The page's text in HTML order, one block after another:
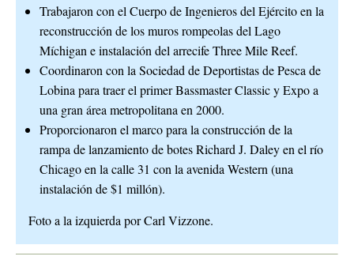
Trabajaron con el Cuerpo de Ingenieros del Ejército en la
reconstrucción de los muros rompeolas del Lago
Míchigan e instalación del arrecife Three Mile Reef.
Coordinaron con la Sociedad de Deportistas de Pesca de
Lobina para traer el primer Bassmaster Classic y Expo a
una gran área metropolitana en 2000.
Proporcionaron el marco para la construcción de la
rampa de lanzamiento de botes Richard J. Daley en el río
Chicago en la calle 31 con la avenida Western (una
instalación de $1 millón).
Foto a la izquierda por Carl Vizzone.